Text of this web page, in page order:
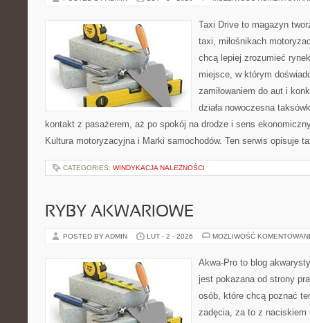
Taxi Drive to magazyn
taxi, miłośnikach
chcą lepiej zrozumieć
miejsce, w którym
zamiłowaniem do aut i
działa nowoczesna
kontakt z pasażerem, aż po spokój na drodze i sens
Kultura motoryzacyjna i Marki samochodów. Ten serwis opisuje
CATEGORIES: WINDYKACJA NALEŻNOŚCI
RYBY AKWARIOWE
POSTED BY ADMIN LUT - 2 - 2026 MOŻLIWOŚĆ
Akwa-Pro to blog
jest pokazana od strony
osób, które chcą poznać
zadęcia, za to z naciskiem